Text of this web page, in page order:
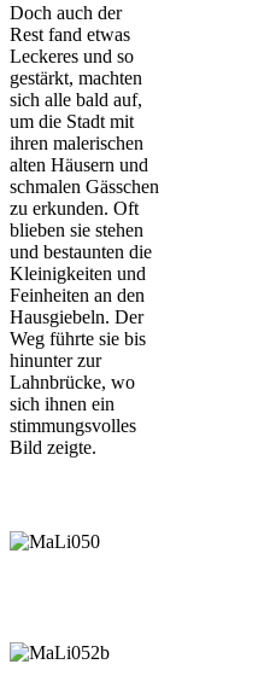
Doch auch der
Rest fand etwas
Leckeres und so
gestärkt, machten
sich alle bald auf,
um die Stadt mit
ihren malerischen
alten Häusern und
schmalen Gässchen
zu erkunden. Oft
blieben sie stehen
und bestaunten die
Kleinigkeiten und
Feinheiten an den
Hausgiebeln. Der
Weg führte sie bis
hinunter zur
Lahnbrücke, wo
sich ihnen ein
stimmungsvolles
Bild zeigte.